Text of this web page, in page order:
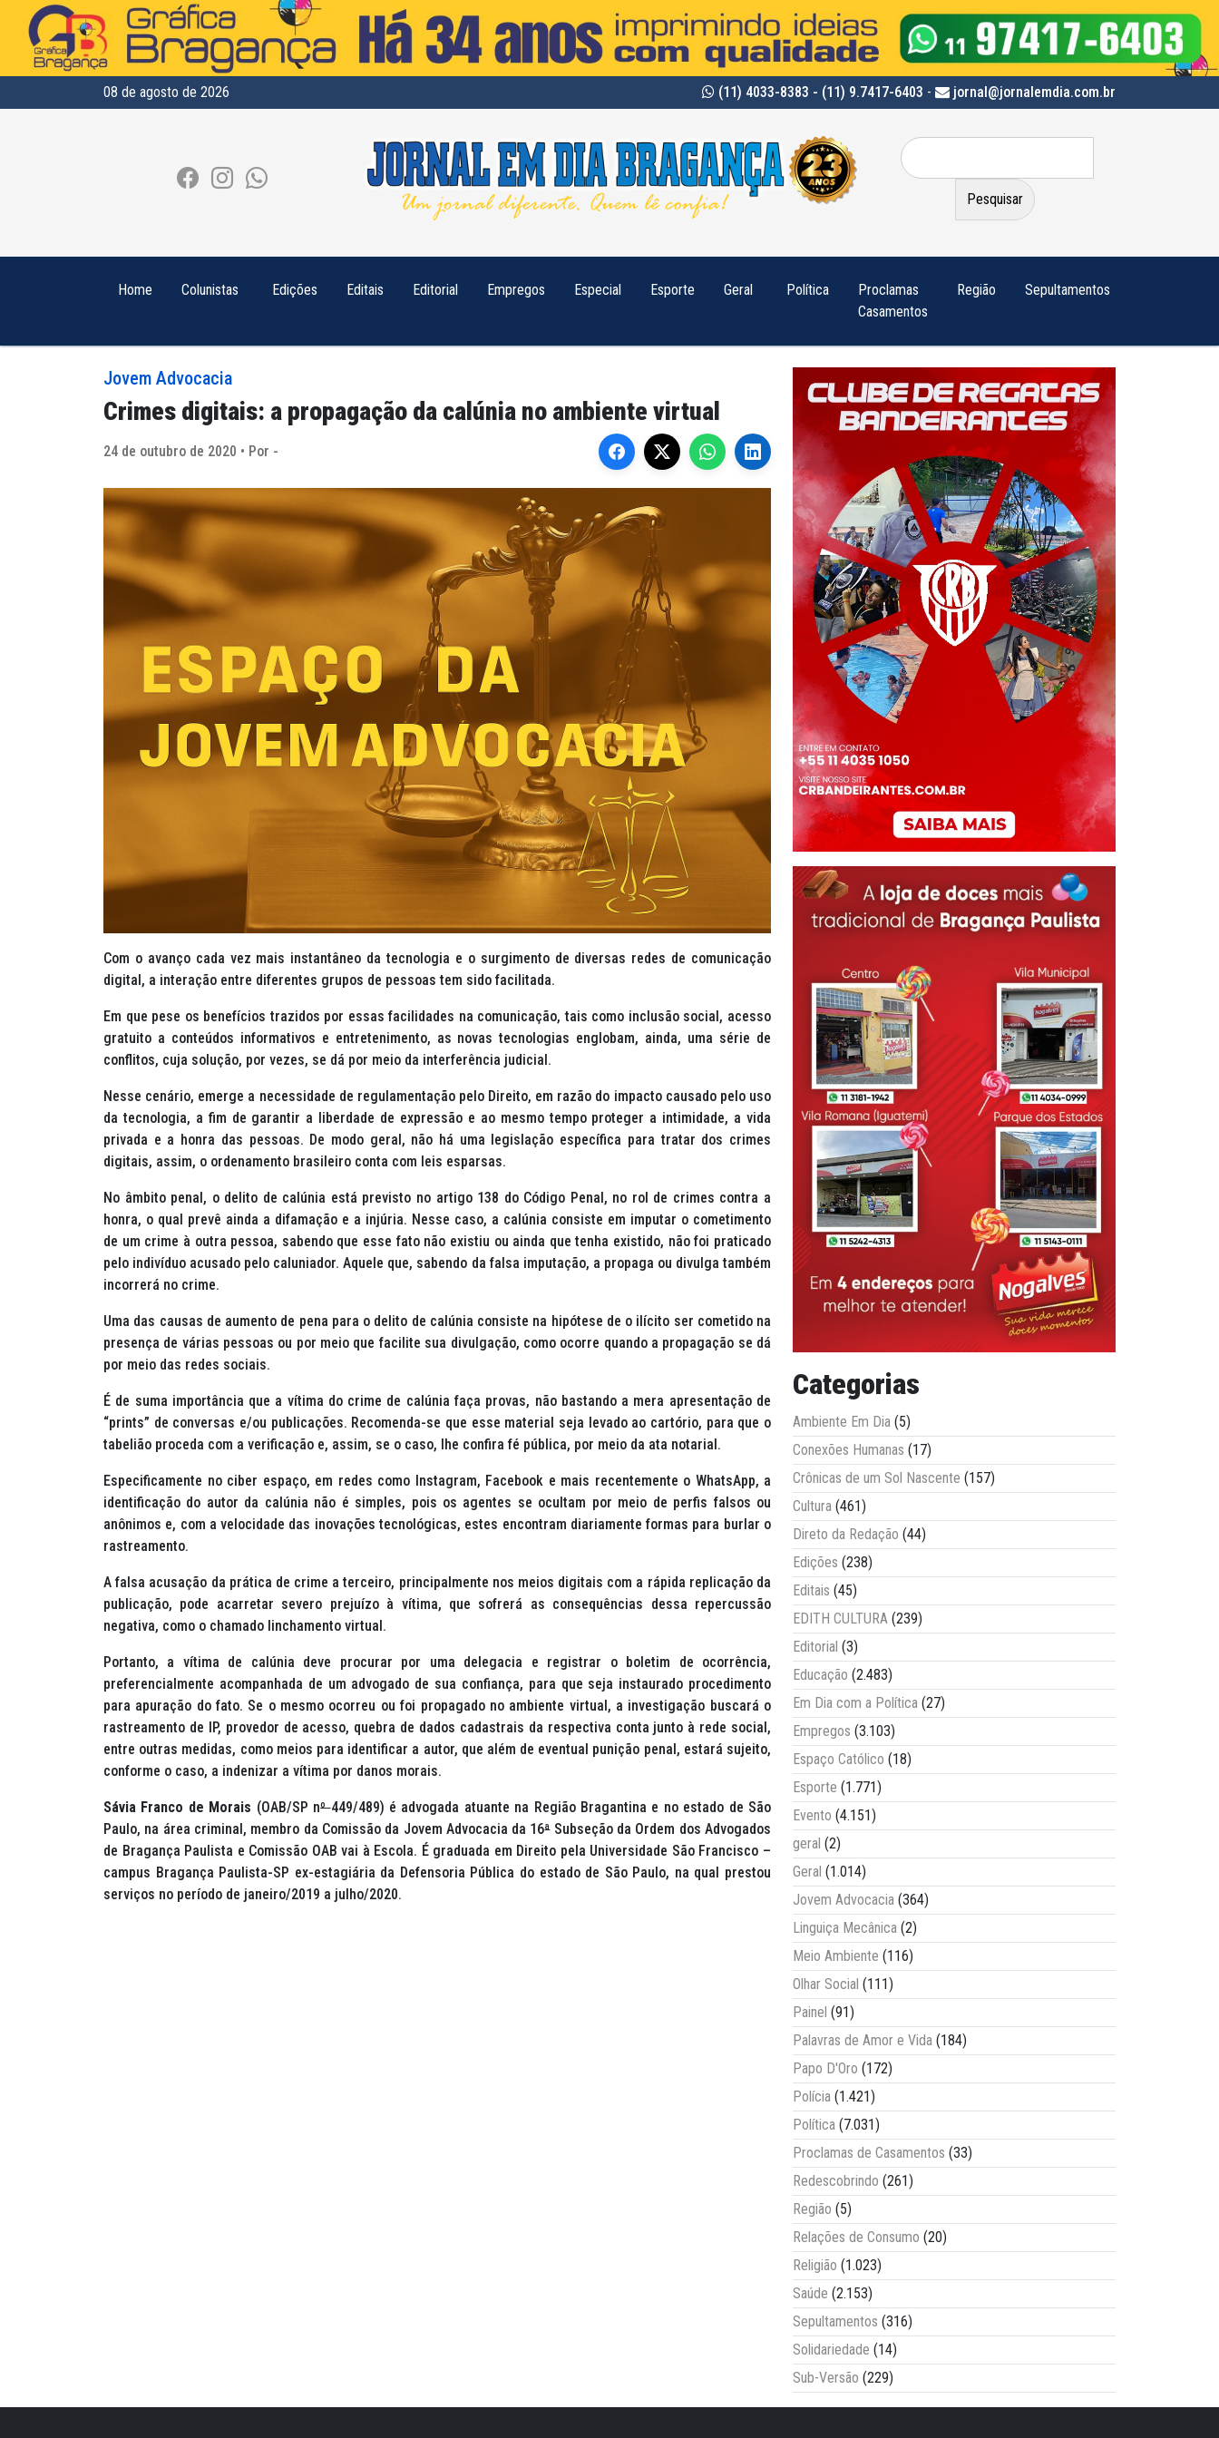
08 de agosto de 2026 (11) 4033-8383 - (11) 9.7417-6403 - jornal@jornalemdia.com.br
Pesquisar
por:
Home Colunistas Edições Editais Editorial Empregos Especial Esporte Geral Política
Proclamas
Casamentos
Região Sepultamentos
Jovem Advocacia
Crimes digitais: a propagação da calúnia no ambiente virtual
24 de outubro de 2020 • Por -
Com o avanço cada vez mais instantâneo da tecnologia e o surgimento de diversas redes de comunicação
digital, a interação entre diferentes grupos de pessoas tem sido facilitada.
Em que pese os benefícios trazidos por essas facilidades na comunicação, tais como inclusão social, acesso
gratuito a conteúdos informativos e entretenimento, as novas tecnologias englobam, ainda, uma série de
conflitos, cuja solução, por vezes, se dá por meio da interferência judicial.
Nesse cenário, emerge a necessidade de regulamentação pelo Direito, em razão do impacto causado pelo uso
da tecnologia, a fim de garantir a liberdade de expressão e ao mesmo tempo proteger a intimidade, a vida
privada e a honra das pessoas. De modo geral, não há uma legislação específica para tratar dos crimes
digitais, assim, o ordenamento brasileiro conta com leis esparsas.
No âmbito penal, o delito de calúnia está previsto no artigo 138 do Código Penal, no rol de crimes contra a
honra, o qual prevê ainda a difamação e a injúria. Nesse caso, a calúnia consiste em imputar o cometimento
de um crime à outra pessoa, sabendo que esse fato não existiu ou ainda que tenha existido, não foi praticado
pelo indivíduo acusado pelo caluniador. Aquele que, sabendo da falsa imputação, a propaga ou divulga também
incorrerá no crime.
Uma das causas de aumento de pena para o delito de calúnia consiste na hipótese de o ilícito ser cometido na
presença de várias pessoas ou por meio que facilite sua divulgação, como ocorre quando a propagação se dá
por meio das redes sociais.
É de suma importância que a vítima do crime de calúnia faça provas, não bastando a mera apresentação de
“prints” de conversas e/ou publicações. Recomenda-se que esse material seja levado ao cartório, para que o
tabelião proceda com a verificação e, assim, se o caso, lhe confira fé pública, por meio da ata notarial.
Especificamente no ciber espaço, em redes como Instagram, Facebook e mais recentemente o WhatsApp, a
identificação do autor da calúnia não é simples, pois os agentes se ocultam por meio de perfis falsos ou
anônimos e, com a velocidade das inovações tecnológicas, estes encontram diariamente formas para burlar o
rastreamento.
A falsa acusação da prática de crime a terceiro, principalmente nos meios digitais com a rápida replicação da
publicação, pode acarretar severo prejuízo à vítima, que sofrerá as consequências dessa repercussão
negativa, como o chamado linchamento virtual.
Portanto, a vítima de calúnia deve procurar por uma delegacia e registrar o boletim de ocorrência,
preferencialmente acompanhada de um advogado de sua confiança, para que seja instaurado procedimento
para apuração do fato. Se o mesmo ocorreu ou foi propagado no ambiente virtual, a investigação buscará o
rastreamento de IP, provedor de acesso, quebra de dados cadastrais da respectiva conta junto à rede social,
entre outras medidas, como meios para identificar a autor, que além de eventual punição penal, estará sujeito,
conforme o caso, a indenizar a vítima por danos morais.
Sávia Franco de Morais (OAB/SP nº449/489) é advogada atuante na Região Bragantina e no estado de São
Paulo, na área criminal, membro da Comissão da Jovem Advocacia da 16ªSubseção da Ordem dos Advogados
de Bragança Paulista e Comissão OAB vai à Escola. É graduada em Direito pela Universidade São Francisco –
campus Bragança Paulista-SP ex-estagiária da Defensoria Pública do estado de São Paulo, na qual prestou
serviços no período de janeiro/2019 a julho/2020.
Categorias
Ambiente Em Dia (5)
Conexões Humanas (17)
Crônicas de um Sol Nascente (157)
Cultura (461)
Direto da Redação (44)
Edições (238)
Editais (45)
EDITH CULTURA (239)
Editorial (3)
Educação (2.483)
Em Dia com a Política (27)
Empregos (3.103)
Espaço Católico (18)
Esporte (1.771)
Evento (4.151)
geral (2)
Geral (1.014)
Jovem Advocacia (364)
Linguiça Mecânica (2)
Meio Ambiente (116)
Olhar Social (111)
Painel (91)
Palavras de Amor e Vida (184)
Papo D'Oro (172)
Polícia (1.421)
Política (7.031)
Proclamas de Casamentos (33)
Redescobrindo (261)
Região (5)
Relações de Consumo (20)
Religião (1.023)
Saúde (2.153)
Sepultamentos (316)
Solidariedade (14)
Sub-Versão (229)